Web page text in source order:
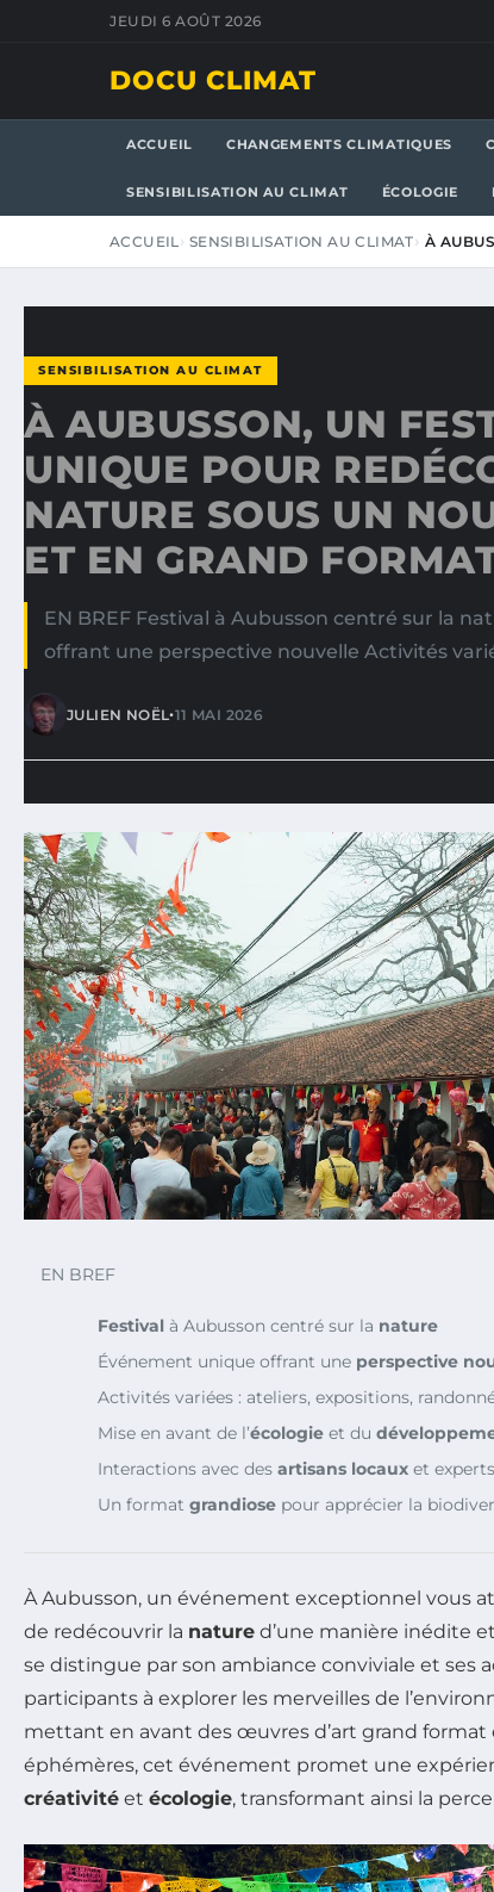
JEUDI 6 AOÛT 2026
DOCU CLIMAT
ACCUEIL CHANGEMENTS CLIMATIQUES
SENSIBILISATION AU CLIMAT ÉCOLOGIE
ACCUEIL SENSIBILISATION AU CLIMAT À
SENSIBILISATION AU CLIMAT
À AUBUSSON, UN
UNIQUE POUR
NATURE SOUS UN
ET EN GRAND
EN BREF Festival à Aubusson centré sur la
offrant une perspective nouvelle Activités
JULIEN NOËL•11 MAI 2026
EN BREF
Festival à Aubusson centré sur la nature
Événement unique offrant une perspective
Activités variées : ateliers, expositions,
Mise en avant de l’écologie et du
Interactions avec des artisans locaux et experts
Un format grandiose pour apprécier la
À Aubusson, un événement exceptionnel vous
de redécouvrir la nature d’une manière inédite
se distingue par son ambiance conviviale et ses
participants à explorer les merveilles de
mettant en avant des œuvres d’art grand format
éphémères, cet événement promet une
créativité et écologie, transformant ainsi la